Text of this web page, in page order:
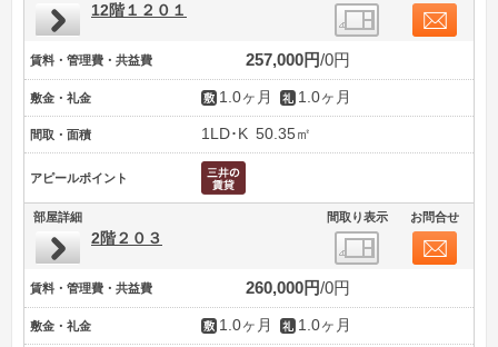
12階１２０１
賃料・管理費・共益費 257,000円 0円
敷金・礼金 1.0ヶ月 1.0ヶ月
間取・面積 1LD･K 50.35㎡
アピールポイント
部屋詳細 間取り表示 お問合せ
2階２０３
賃料・管理費・共益費 260,000円 0円
敷金・礼金 1.0ヶ月 1.0ヶ月